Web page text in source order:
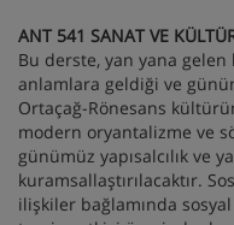
ANT 541 SANAT VE
Bu derste, yan yana
anlamlara geldiği ve
Ortaçağ-Rönesans
modern oryantalizme ve
günümüz yapısalcılık ve
kuramsallaştırılacaktır.
ilişkiler bağlamında